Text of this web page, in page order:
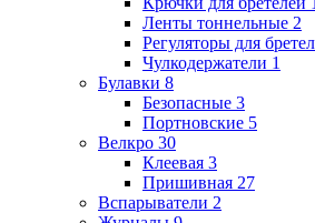
Ленты тоннельные 2
Регуляторы для
Чулкодержатели 1
Булавки 8
Безопасные 3
Портновские 5
Велкро 30
Клеевая 3
Пришивная 27
Вспарыватели 2